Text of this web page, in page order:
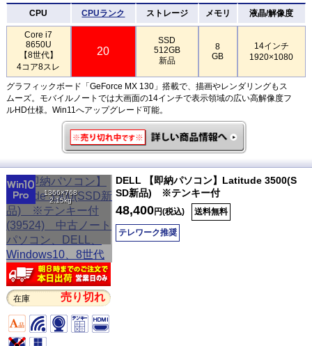
CPU CPUランク ストレージ メモリ 液晶/解像度
Core i7
8650U
【8世代】
4コア8スレ
20
SSD
512GB
新品
8
GB
14インチ
1920×1080
グラフィックボード「GeForce MX 130」搭載で、描画やレンダリングもス
ムーズ。モバイルノートでは大画面の14インチで表示領域の広い高解像度フ
ルHD仕様。Win11へアップグレード可能。
1366×768
2.15kg
在庫 売り切れ
DELL 【即納パソコン】Latitude 3500(S
SD新品) ※テンキー付
48,400円(税込) 送料無料
テレワーク推奨